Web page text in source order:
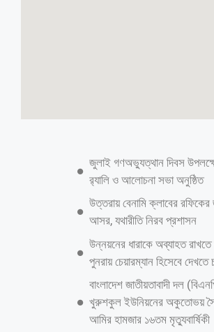
গাজিপুর জেলা প্রতিনিধি: সাংবাদিক তুহিনকে নির্মমভাবে
ঘটনায় সরাসরি জড়িত প্রধান আসামি রফিকুল ইসলাম
র‍্যাব-১। এর মধ্য দিয়ে এই মামলার এজাহারভুক্ত আটজন
হলেন। সোমবার (১১ আগস্ট) রাতে ঢাকার বিমানবন্দর
আটক করা হয় এবং পরে তাকে পুলিশের কাছে হস্তান্তর
মেট্রোপলিটন পুলিশের উপ-কমিশনার রবিউল হাসান
ফুটেজে নীল শার্ট পরা যে ব্যক্তিকে দেখা গেছে, তিনিই
হত্যায় সরাসরি অংশ নিয়েছিলেন। বেশ কিছুদিন ধরেই
আগে, গত শনিবার গাজীপুর মেট্রোপলিটন পুলিশ
নাজমুল করিম খান এক প্রেস ব্রিফিংয়ে জানান যে,
এই হত্যাকাণ্ডে সরাসরি আটজনের জড়িত থাকার প্রমাণ
সাতজনকে গ্রেপ্তার করা হলেও